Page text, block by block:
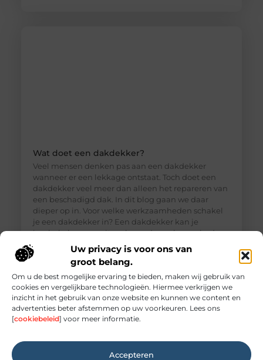
Uw privacy is voor ons van
groot belang.
Om u de best mogelijke ervaring te bieden, maken wij gebruik van
cookies en vergelijkbare technologieën. Hiermee verkrijgen we
inzicht in het gebruik van onze website en kunnen we content en
advertenties beter afstemmen op uw voorkeuren. Lees ons
[cookiebeleid] voor meer informatie.
Accepteren
Wat doet een dakdekker?
Veel mensen denken pas aan een dakdekker
wanneer er een lekkage ontstaat. Toch doet een
dakdekker veel meer dan alleen het repareren van
een beschadigd dak. In dit blog gaan we daar
dieper op in. Voor welke werkzaamheden schakel
je een dakdekker in? Een dakdekker kan je
inschakelen voor uiteenlopende werkzaamheden,
zoals: · Het opsporen en repareren